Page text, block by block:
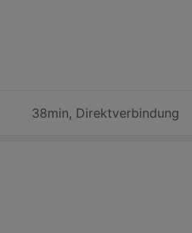
38min, Direktverbindung